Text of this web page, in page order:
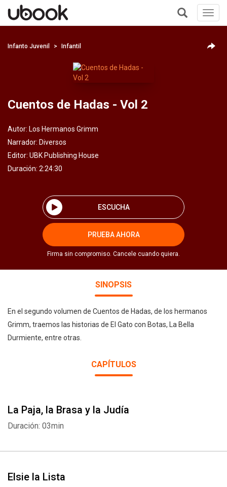
+
Infanto Juvenil Infantil
Cuentos de Hadas - Vol 2
Autor: Los Hermanos Grimm
Narrador: Diversos
Editor: UBK Publishing House
Duración: 2:24:30
ESCUCHA
PRUEBA AHORA
Firma sin compromiso. Cancele cuando quiera.
SINOPSIS
En el segundo volumen de Cuentos de Hadas, de los hermanos
Grimm, traemos las historias de El Gato con Botas, La Bella
Durmiente, entre otras.
CAPÍTULOS
La Paja, la Brasa y la Judía
Duración: 03min
Elsie la Lista